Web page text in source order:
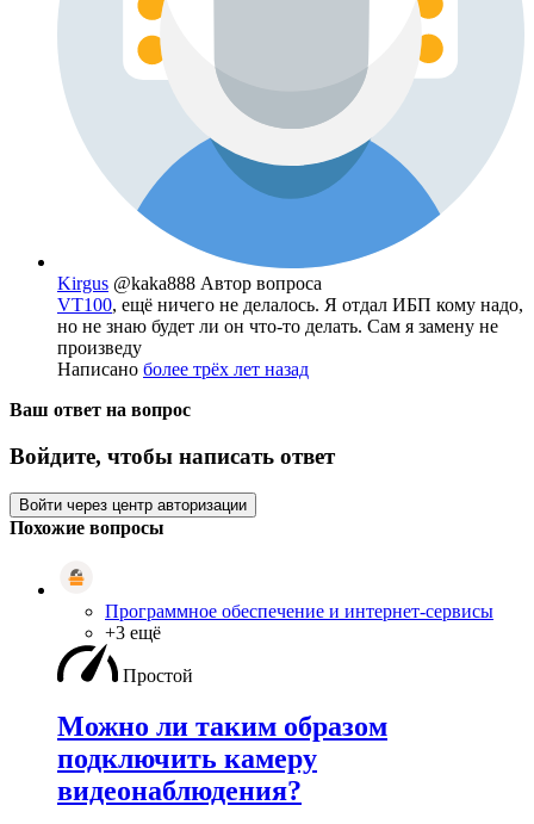
Kirgus @kaka888 Автор вопроса
VT100, ещё ничего не делалось. Я отдал ИБП кому надо,
но не знаю будет ли он что-то делать. Сам я замену не
произведу
Написано более трёх лет назад
Ваш ответ на вопрос
Войдите, чтобы написать ответ
Войти через центр авторизации
Похожие вопросы
Программное обеспечение и интернет-сервисы
+3 ещё
Простой
Можно ли таким образом
подключить камеру
видеонаблюдения?